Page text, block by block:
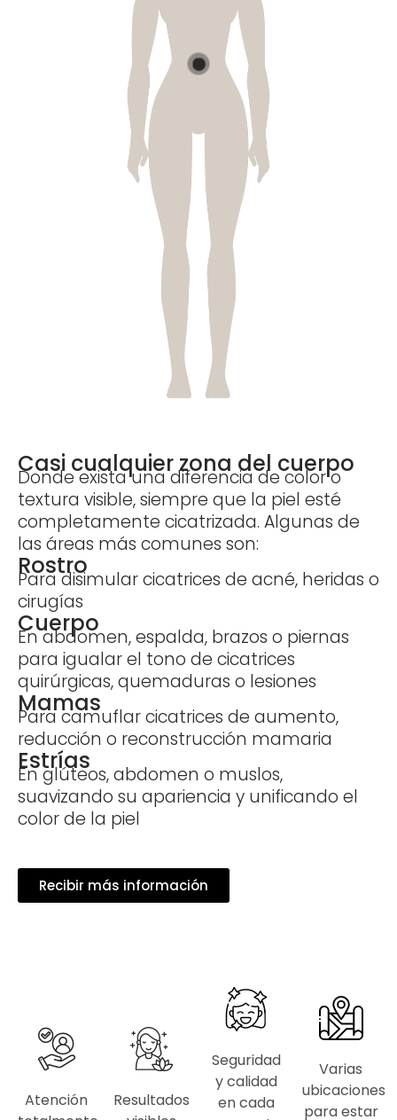
Casi cualquier zona del cuerpo
Donde exista una diferencia de color o
textura visible, siempre que la piel esté
completamente cicatrizada. Algunas de
las áreas más comunes son:
Rostro
Para disimular cicatrices de acné, heridas o
cirugías
Cuerpo
En abdomen, espalda, brazos o piernas
para igualar el tono de cicatrices
quirúrgicas, quemaduras o lesiones
Mamas
Para camuflar cicatrices de aumento,
reducción o reconstrucción mamaria
Estrías
En glúteos, abdomen o muslos,
suavizando su apariencia y unificando el
color de la piel
Recibir más información
Atención
Resultados
Seguridad
y calidad
en cada
Varias
ubicaciones
para estar